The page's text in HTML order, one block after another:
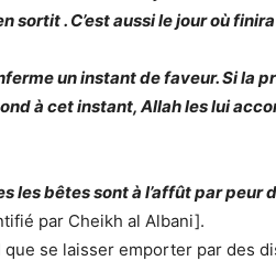
sortit . C’est aussi le jour où
un instant de faveur. Si la
à cet instant, Allah les lui
les bêtes sont à l’affût par peur
par Cheikh al Albani].
se laisser emporter par des